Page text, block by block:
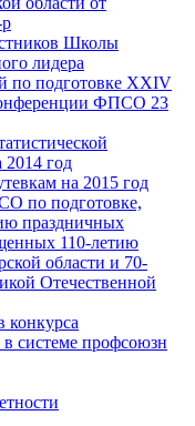
Школы
лидера
по подготовке XXIV
ФПСО 23
год
на 2015 год
по подготовке,
праздничных
110-летию
области и 70-
Отечественной
конкурса
в системе профсоюзн